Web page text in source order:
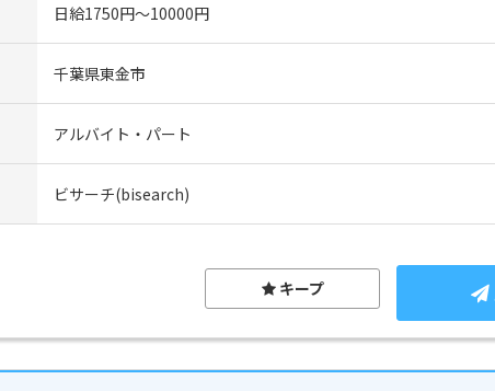
日給1750円～10000円
千葉県東金市
アルバイト・パート
ビサーチ(bisearch)
キープ